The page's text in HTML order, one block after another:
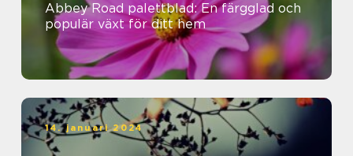
Abbey Road palettblad: En färgglad och
populär växt för ditt hem
14. januari 2024